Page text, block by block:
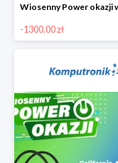
-1300.00 zł